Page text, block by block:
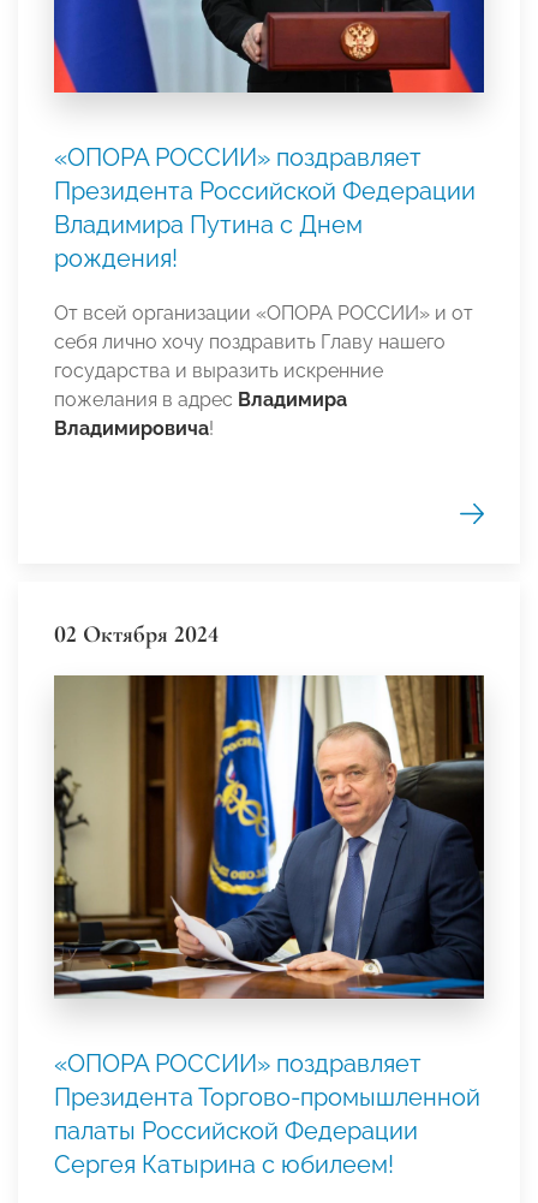
«ОПОРА РОССИИ» поздравляет
Президента Российской Федерации
Владимира Путина с Днем
рождения!
От всей организации «ОПОРА РОССИИ» и от
себя лично хочу поздравить Главу нашего
государства и выразить искренние
пожелания в адрес Владимира
Владимировича!
02 Октября 2024
«ОПОРА РОССИИ» поздравляет
Президента Торгово-промышленной
палаты Российской Федерации
Сергея Катырина с юбилеем!